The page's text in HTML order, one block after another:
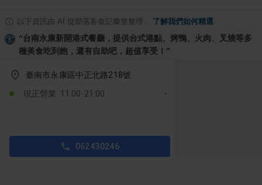
以下資訊由 AI 從部落客食記彙整整理 了解我們如何精選
“台南永康新開港式餐廳，提供台式港點、烤鴨、火肉、叉燒等多
種美食吃到飽，還有自助吧，超值享受！ ”
臺南市永康區中正北路218號
現正營業: 11:00-21:00
062430246